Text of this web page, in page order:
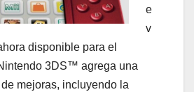
e
v
disponible para el
3DS™ agrega una
mejoras, incluyendo la